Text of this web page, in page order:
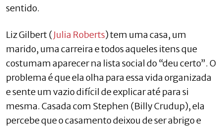
sentido.
Liz Gilbert (Julia Roberts) tem uma casa, um
marido, uma carreira e todos aqueles itens que
costumam aparecer na lista social do “deu certo”. O
problema é que ela olha para essa vida organizada
e sente um vazio difícil de explicar até para si
mesma. Casada com Stephen (Billy Crudup), ela
percebe que o casamento deixou de ser abrigo e